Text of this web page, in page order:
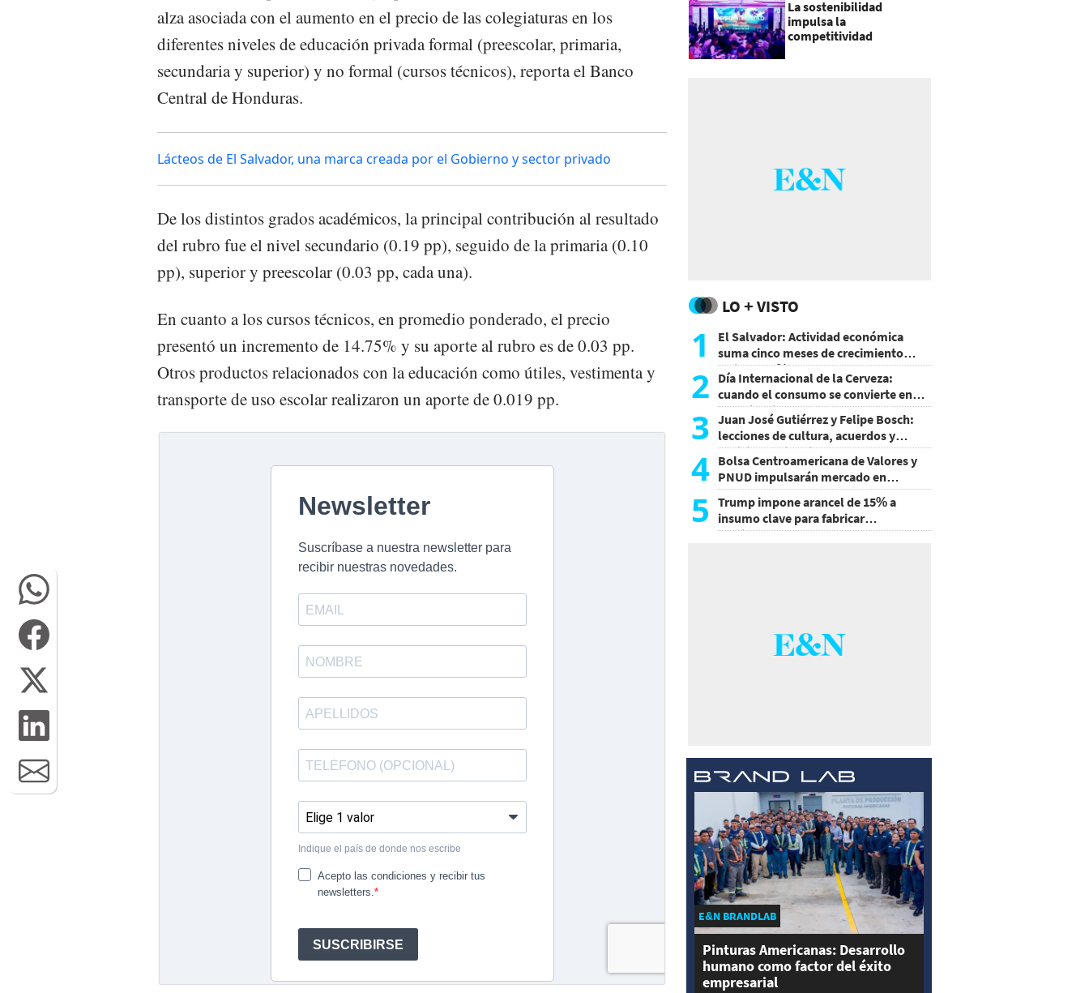
alza asociada con el aumento en el precio de las colegiaturas en los
diferentes niveles de educación privada formal (preescolar, primaria,
secundaria y superior) y no formal (cursos técnicos), reporta el Banco
Central de Honduras.
Lácteos de El Salvador, una marca creada por el Gobierno y sector privado
De los distintos grados académicos, la principal contribución al resultado
del rubro fue el nivel secundario (0.19 pp), seguido de la primaria (0.10
pp), superior y preescolar (0.03 pp, cada una).
En cuanto a los cursos técnicos, en promedio ponderado, el precio
presentó un incremento de 14.75% y su aporte al rubro es de 0.03 pp.
Otros productos relacionados con la educación como útiles, vestimenta y
transporte de uso escolar realizaron un aporte de 0.019 pp.
La sostenibilidad
impulsa la
competitividad
LO + VISTO
1
El Salvador: Actividad económica
suma cinco meses de crecimiento
arriba de 4%
2 Día Internacional de la Cerveza:
cuando el consumo se convierte en
experiencia
3 Juan José Gutiérrez y Felipe Bosch:
lecciones de cultura, acuerdos y
decisiones sin miedo
4 Bolsa Centroamericana de Valores y
PNUD impulsarán mercado en
Honduras
5
Trump impone arancel de 15% a
insumo clave para fabricar
semiconductores y paneles
E&N BRANDLAB
Pinturas Americanas: Desarrollo
humano como factor del éxito
empresarial